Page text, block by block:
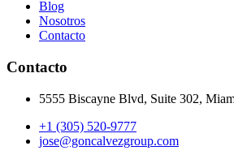
Blog
Nosotros
Contacto
Contacto
5555 Biscayne Blvd, Suite 302,
+1 (305) 520-9777
jose@goncalvezgroup.com